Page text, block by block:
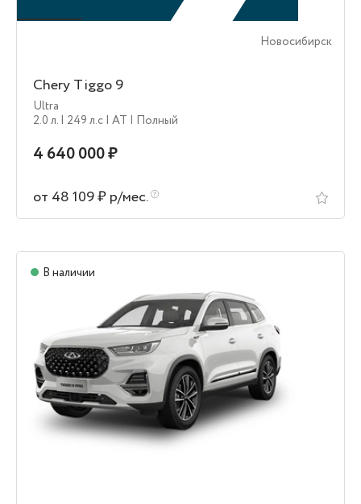
Новосибирск
Chery Tiggo 9
Ultra
2.0 л. | 249 л.c | AT | Полный
4 640 000 ₽
от 48 109 ₽ р/мес.
В наличии